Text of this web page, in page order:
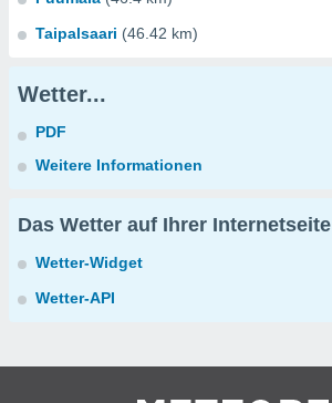
Taipalsaari (46.42 km)
Wetter...
PDF
Weitere Informationen
Das Wetter auf Ihrer Internetseite
Wetter-Widget
Wetter-API